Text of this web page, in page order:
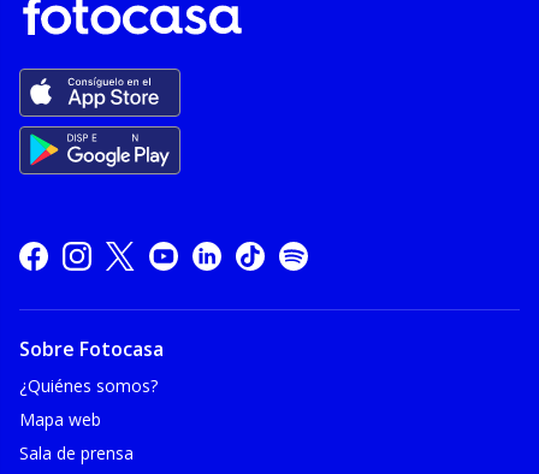
Sobre Fotocasa
¿Quiénes somos?
Mapa web
Sala de prensa